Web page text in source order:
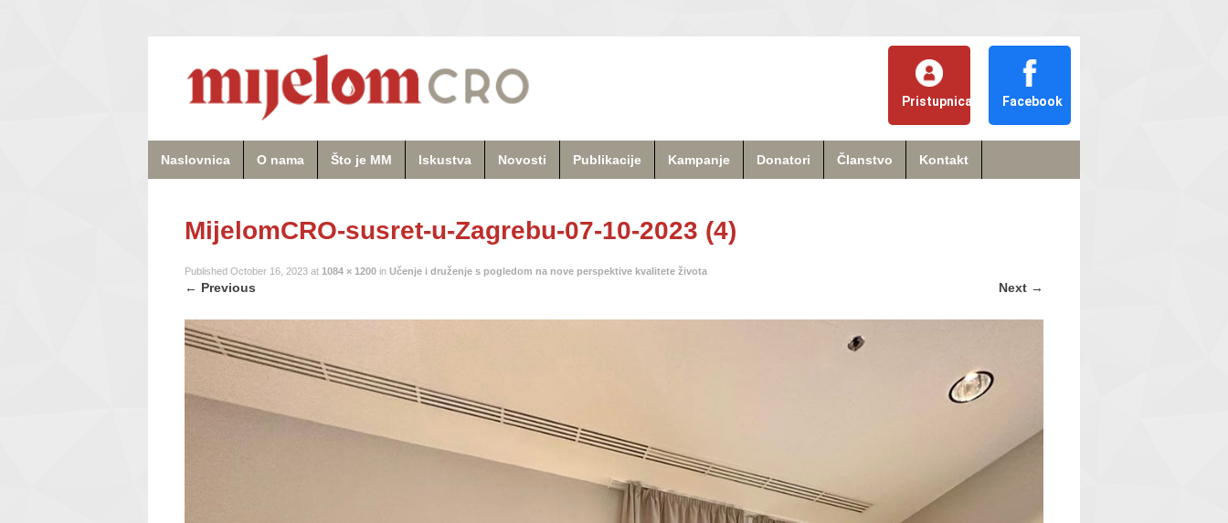
Pristupnica Facebook
Naslovnica O nama Što je MM Iskustva Novosti Publikacije Kampanje Donatori Članstvo Kontakt
MijelomCRO-susret-u-Zagrebu-07-10-2023 (4)
Published October 16, 2023 at 1084 × 1200 in Učenje i druženje s pogledom na nove perspektive kvalitete života
← Previous Next →